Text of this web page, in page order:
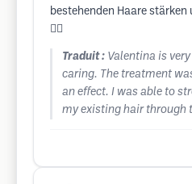
bestehenden Haare
👌🏼
Traduit : Valentina is
caring. The treatment
an effect. I was able to
my existing hair through